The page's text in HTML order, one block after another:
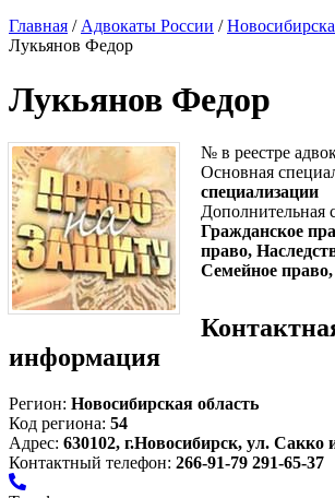
Главная / Адвокаты России /
Лукьянов Федор
Лукьянов Федор
№ в реестре
Основная
специализации
Дополнительная
Гражданское
право,
Семейное
информация
Регион: Новосибирская область
Код региона: 54
Адрес: 630102, г.Новосибирск, ул. Сакко
Контактный телефон: 266-91-79 291-65-37